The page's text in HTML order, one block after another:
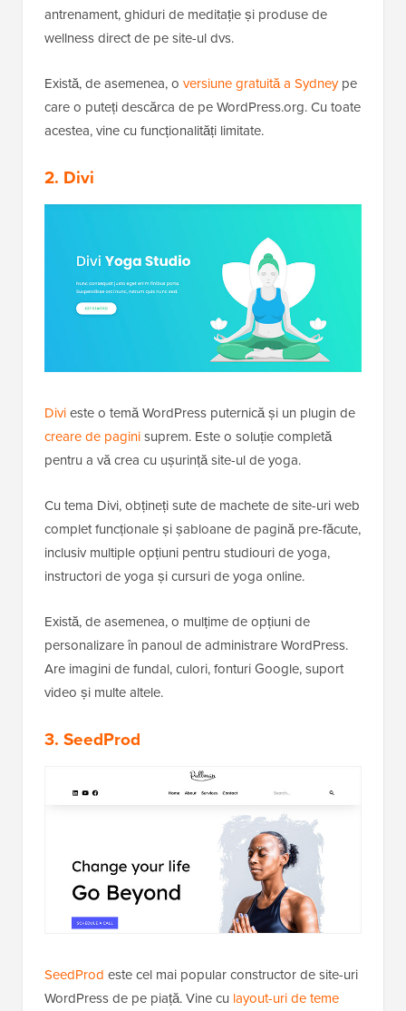
antrenament, ghiduri de meditație și produse de
wellness direct de pe site-ul dvs.
Există, de asemenea, o versiune gratuită a Sydneype
care o puteți descărca de pe WordPress.org. Cu toate
acestea, vine cu funcționalități limitate.
2. Divi
Divieste o temă WordPress puternică și un plugin de
creare de paginisuprem. Este o soluție completă
pentru a vă crea cu ușurință site-ul de yoga.
Cu tema Divi, obțineți sute de machete de site-uri web
complet funcționale și șabloane de pagină pre-făcute,
inclusiv multiple opțiuni pentru studiouri de yoga,
instructori de yoga și cursuri de yoga online.
Există, de asemenea, o mulțime de opțiuni de
personalizare în panoul de administrare WordPress.
Are imagini de fundal, culori, fonturi Google, suport
video și multe altele.
3. SeedProd
SeedProd este cel mai popular constructor de site-uri
WordPress de pe piață. Vine cu layout-uri de teme